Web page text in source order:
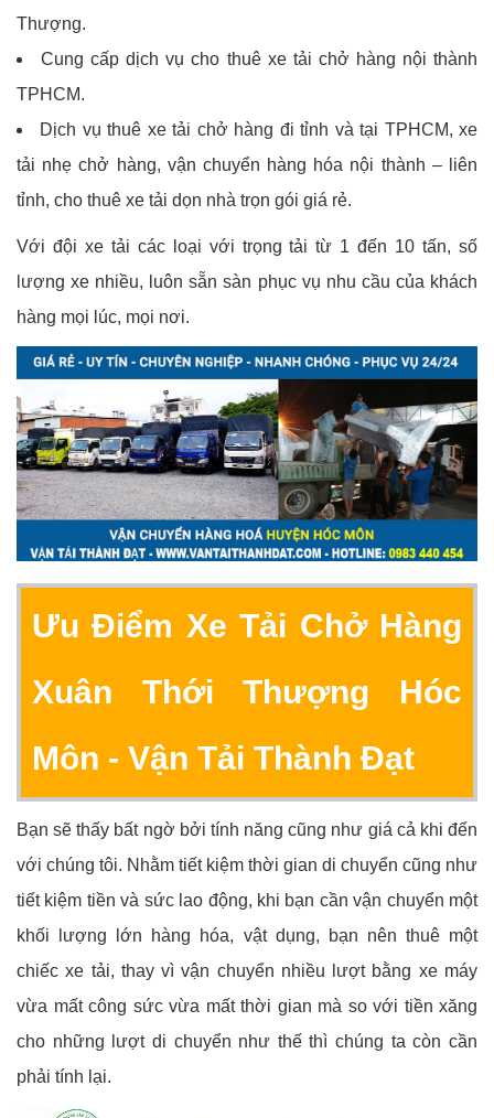
Thượng.
Cung cấp dịch vụ cho thuê xe tải chở hàng nội thành
TPHCM.
Dịch vụ thuê xe tải chở hàng đi tỉnh và tại TPHCM, xe
tải nhẹ chở hàng, vận chuyển hàng hóa nội thành – liên
tỉnh, cho thuê xe tải dọn nhà trọn gói giá rẻ.
Với đội xe tải các loại với trọng tải từ 1 đến 10 tấn, số
lượng xe nhiều, luôn sẵn sàn phục vụ nhu cầu của khách
hàng mọi lúc, mọi nơi.
Ưu Điểm Xe Tải Chở Hàng
Xuân Thới Thượng Hóc
Môn - Vận Tải Thành Đạt
Bạn sẽ thấy bất ngờ bởi tính năng cũng như giá cả khi đến
với chúng tôi. Nhằm tiết kiệm thời gian di chuyển cũng như
tiết kiệm tiền và sức lao động, khi bạn cần vận chuyển một
khối lượng lớn hàng hóa, vật dụng, bạn nên thuê một
chiếc xe tải, thay vì vận chuyển nhiều lượt bằng xe máy
vừa mất công sức vừa mất thời gian mà so với tiền xăng
cho những lượt di chuyển như thế thì chúng ta còn cần
phải tính lại.